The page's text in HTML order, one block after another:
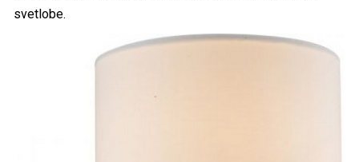
svetlobe.